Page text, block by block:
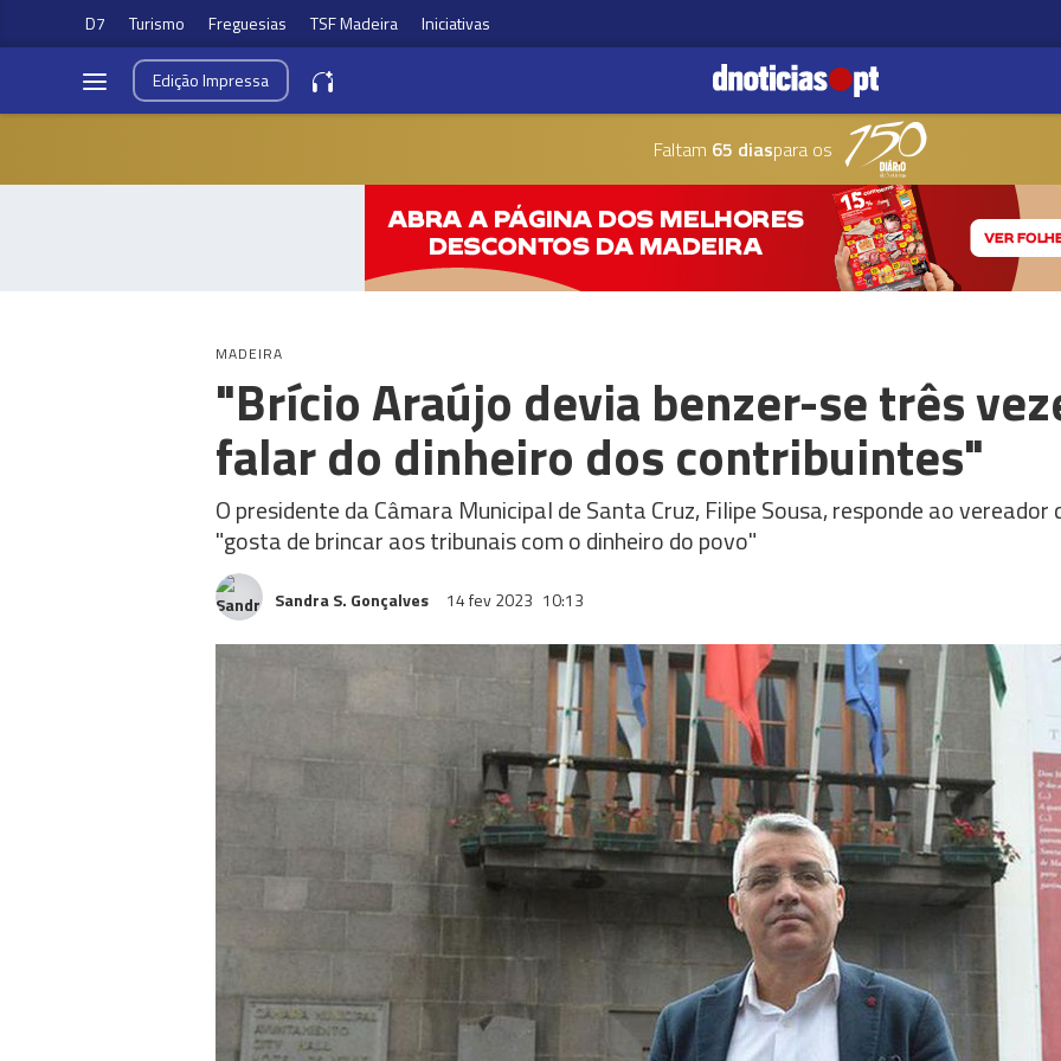
D7 Turismo Freguesias TSF Madeira Iniciativas
EdiçãoImpressa
Faltam 65 diaspara os
MADEIRA
"Brício Araújo devia benzer-se três
falar do dinheiro dos contribuintes"
O presidente da Câmara Municipal de Santa Cruz, Filipe Sousa, responde ao
"gosta de brincar aos tribunais com o dinheiro do povo"
Sandra S. Gonçalves 14 fev 2023 10:13